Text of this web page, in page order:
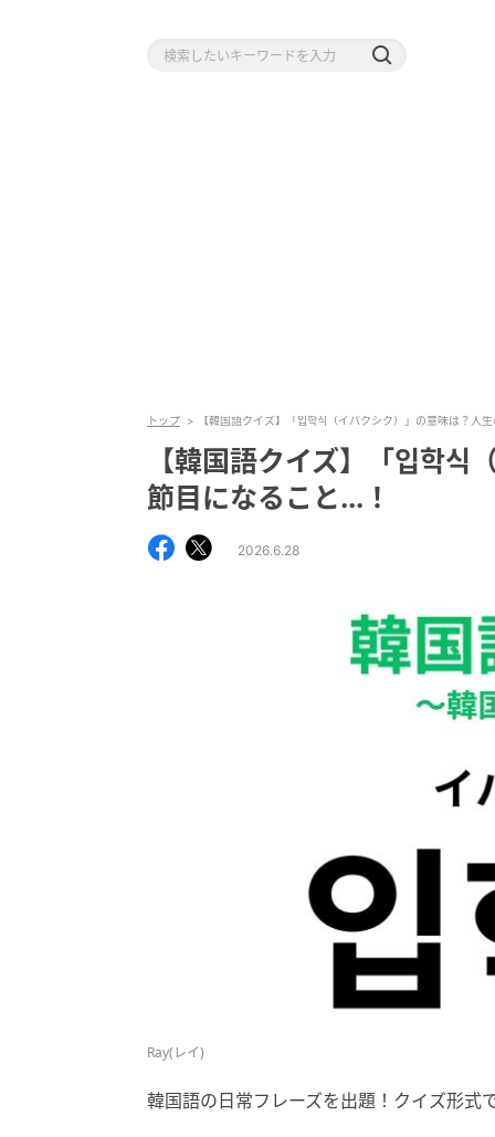
トップ 【韓国語クイズ】「입학식（イパクシク）」の意味は？人
【韓国語クイズ】「입학
節目になること...！
2026.6.28
Ray(レイ)
韓国語の日常フレーズを出題！クイズ形式